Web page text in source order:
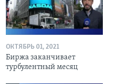
ОКТЯБРЬ 01, 2021
Биржа заканчивает
турбулентный месяц